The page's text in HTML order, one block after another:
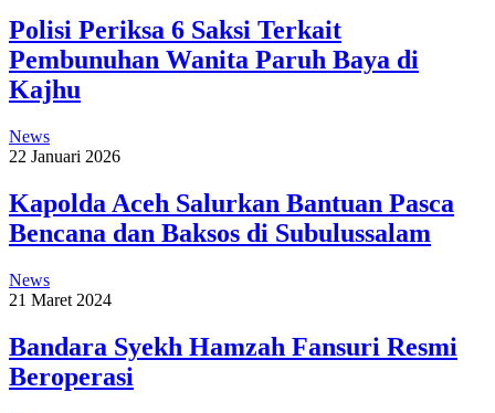
Polisi Periksa 6 Saksi Terkait
Pembunuhan Wanita Paruh Baya di
Kajhu
News
22 Januari 2026
Kapolda Aceh Salurkan Bantuan Pasca
Bencana dan Baksos di Subulussalam
News
21 Maret 2024
Bandara Syekh Hamzah Fansuri Resmi
Beroperasi